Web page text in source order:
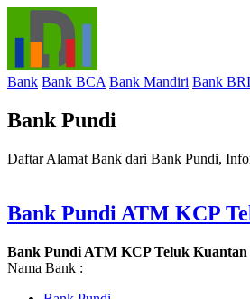
Bank Bank BCA Bank Mandiri Bank BRI
Bank Pundi
Daftar Alamat Bank dari Bank Pundi,
Bank Pundi ATM KCP
Bank Pundi ATM KCP Teluk Kuantan
Nama Bank :